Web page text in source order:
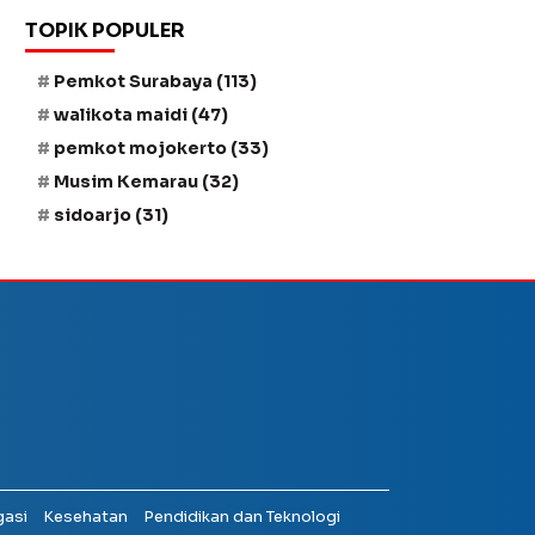
TOPIK POPULER
Pemkot Surabaya (113)
walikota maidi (47)
pemkot mojokerto (33)
Musim Kemarau (32)
sidoarjo (31)
Kesehatan
Pendidikan dan Teknologi